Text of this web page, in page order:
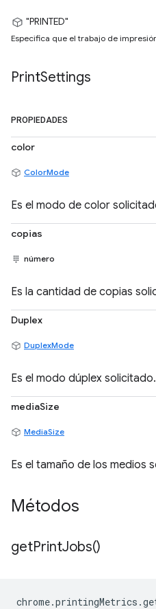
"PRINTED"
Especifica que el trabajo de
PrintSettings
PROPIEDADES
color
ColorMode
Es el modo de color
copias
número
Es la cantidad de copias
Duplex
DuplexMode
Es el modo dúplex solicitado.
mediaSize
MediaSize
Es el tamaño de los medios
Métodos
getPrintJobs()
chrome.printingMetrics .